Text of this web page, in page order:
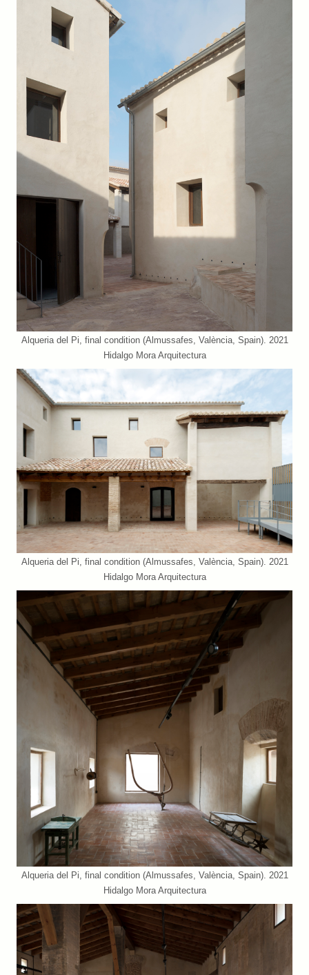
Alqueria del Pi, final condition (Almussafes, València, Spain). 2021
Hidalgo Mora Arquitectura
Alqueria del Pi, final condition (Almussafes, València, Spain). 2021
Hidalgo Mora Arquitectura
Alqueria del Pi, final condition (Almussafes, València, Spain). 2021
Hidalgo Mora Arquitectura